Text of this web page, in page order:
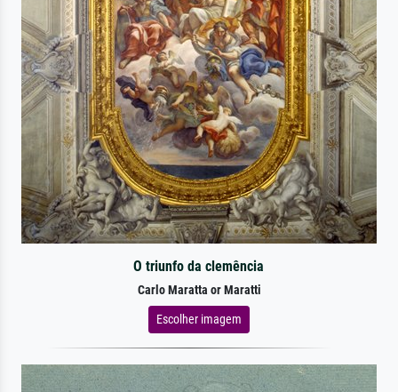
O triunfo da clemência
Carlo Maratta or Maratti
Escolher imagem